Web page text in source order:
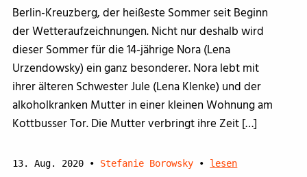
Berlin-Kreuzberg, der heißeste Sommer seit Beginn
der Wetteraufzeichnungen. Nicht nur deshalb wird
dieser Sommer für die 14-jährige Nora (Lena
Urzendowsky) ein ganz besonderer. Nora lebt mit
ihrer älteren Schwester Jule (Lena Klenke) und der
alkoholkranken Mutter in einer kleinen Wohnung am
Kottbusser Tor. Die Mutter verbringt ihre Zeit […]
13. Aug. 2020 • Stefanie Borowsky • lesen